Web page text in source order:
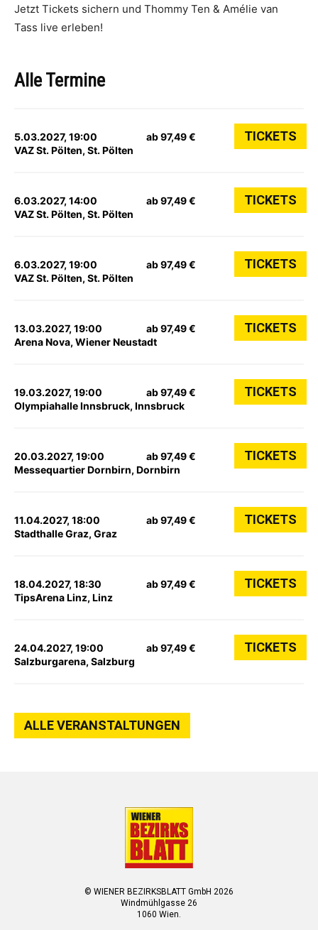
Jetzt Tickets sichern und Thommy Ten & Amélie van
Tass live erleben!
Alle Termine
5.03.2027, 19:00
VAZ St. Pölten, St. Pölten
ab 97,49 € TICKETS
6.03.2027, 14:00
VAZ St. Pölten, St. Pölten
ab 97,49 € TICKETS
6.03.2027, 19:00
VAZ St. Pölten, St. Pölten
ab 97,49 € TICKETS
13.03.2027, 19:00
Arena Nova, Wiener Neustadt
ab 97,49 € TICKETS
19.03.2027, 19:00
Olympiahalle Innsbruck, Innsbruck
ab 97,49 € TICKETS
20.03.2027, 19:00
Messequartier Dornbirn, Dornbirn
ab 97,49 € TICKETS
11.04.2027, 18:00
Stadthalle Graz, Graz
ab 97,49 € TICKETS
18.04.2027, 18:30
TipsArena Linz, Linz
ab 97,49 € TICKETS
24.04.2027, 19:00
Salzburgarena, Salzburg
ab 97,49 € TICKETS
ALLE VERANSTALTUNGEN
© WIENER BEZIRKSBLATT GmbH 2026
Windmühlgasse 26
1060 Wien.